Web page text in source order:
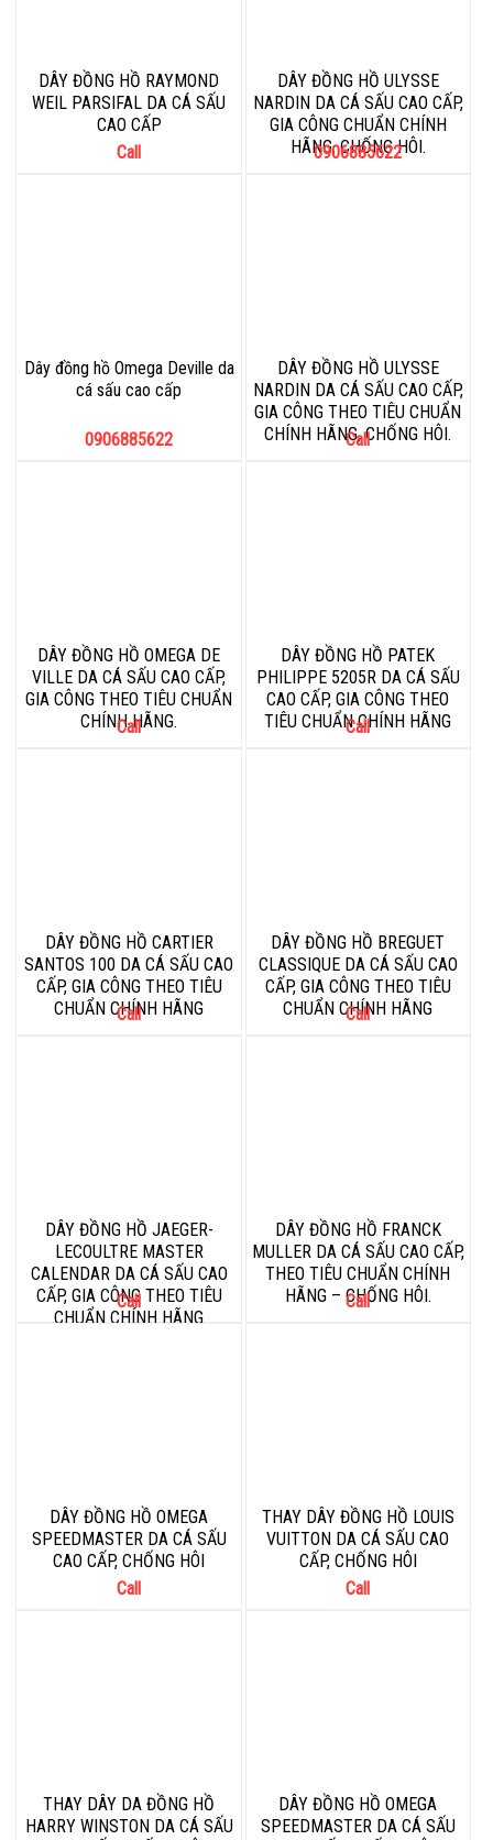
DÂY ĐỒNG HỒ RAYMOND
WEIL PARSIFAL DA CÁ SẤU
CAO CẤP
Call
DÂY ĐỒNG HỒ ULYSSE
NARDIN DA CÁ SẤU CAO CẤP,
GIA CÔNG CHUẨN CHÍNH
HÃNG, CHỐNG HÔI.
0906885622
Dây đồng hồ Omega Deville da
cá sấu cao cấp
0906885622
DÂY ĐỒNG HỒ ULYSSE
NARDIN DA CÁ SẤU CAO CẤP,
GIA CÔNG THEO TIÊU CHUẨN
CHÍNH HÃNG, CHỐNG HÔI.
Call
DÂY ĐỒNG HỒ OMEGA DE
VILLE DA CÁ SẤU CAO CẤP,
GIA CÔNG THEO TIÊU CHUẨN
CHÍNH HÃNG.
Call
DÂY ĐỒNG HỒ PATEK
PHILIPPE 5205R DA CÁ SẤU
CAO CẤP, GIA CÔNG THEO
TIÊU CHUẨN CHÍNH HÃNG
Call
DÂY ĐỒNG HỒ CARTIER
SANTOS 100 DA CÁ SẤU CAO
CẤP, GIA CÔNG THEO TIÊU
CHUẨN CHÍNH HÃNG
Call
DÂY ĐỒNG HỒ BREGUET
CLASSIQUE DA CÁ SẤU CAO
CẤP, GIA CÔNG THEO TIÊU
CHUẨN CHÍNH HÃNG
Call
DÂY ĐỒNG HỒ JAEGER-
LECOULTRE MASTER
CALENDAR DA CÁ SẤU CAO
CẤP, GIA CÔNG THEO TIÊU
CHUẨN CHÍNH HÃNG
Call
DÂY ĐỒNG HỒ FRANCK
MULLER DA CÁ SẤU CAO CẤP,
THEO TIÊU CHUẨN CHÍNH
HÃNG – CHỐNG HÔI.
Call
DÂY ĐỒNG HỒ OMEGA
SPEEDMASTER DA CÁ SẤU
CAO CẤP, CHỐNG HÔI
Call
THAY DÂY ĐỒNG HỒ LOUIS
VUITTON DA CÁ SẤU CAO
CẤP, CHỐNG HÔI
Call
THAY DÂY DA ĐỒNG HỒ
HARRY WINSTON DA CÁ SẤU
DÂY ĐỒNG HỒ OMEGA
SPEEDMASTER DA CÁ SẤU